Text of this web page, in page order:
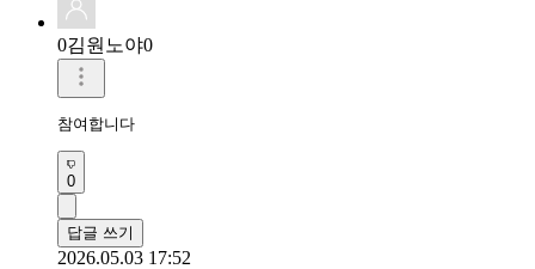
0김원노야0
참여합니다
0
답글 쓰기
2026.05.03 17:52